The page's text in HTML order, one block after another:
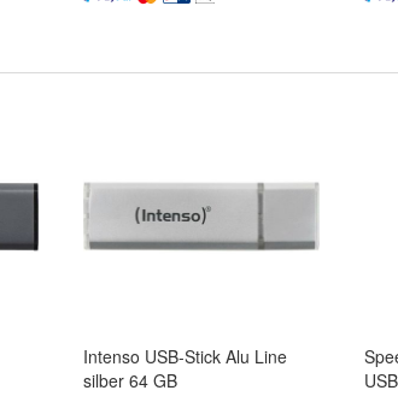
Intenso USB-Stick Alu Line
silber 64 GB